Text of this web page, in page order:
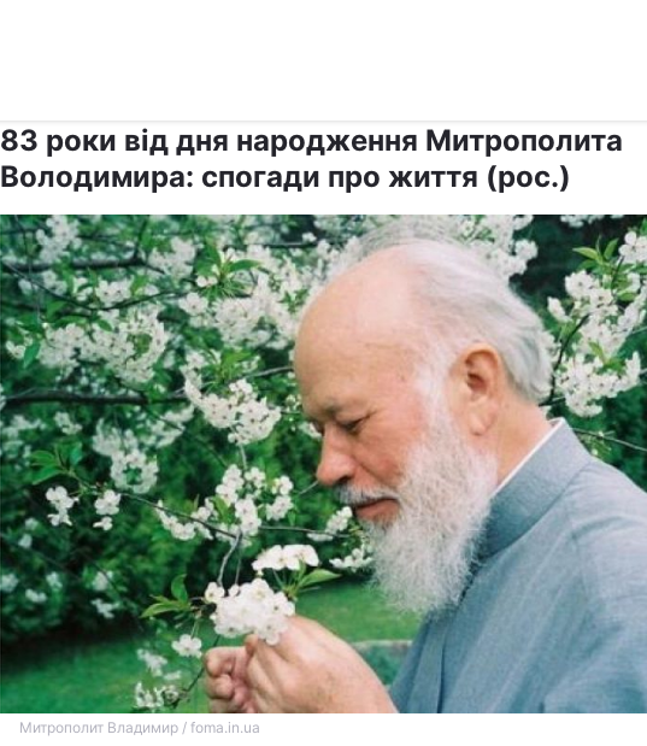
83 роки від дня народження Митрополита
Володимира: спогади про життя (рос.)
Митрополит Владимир / foma.in.ua